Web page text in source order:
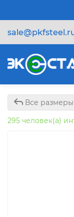
Все размеры
295 человек(а)